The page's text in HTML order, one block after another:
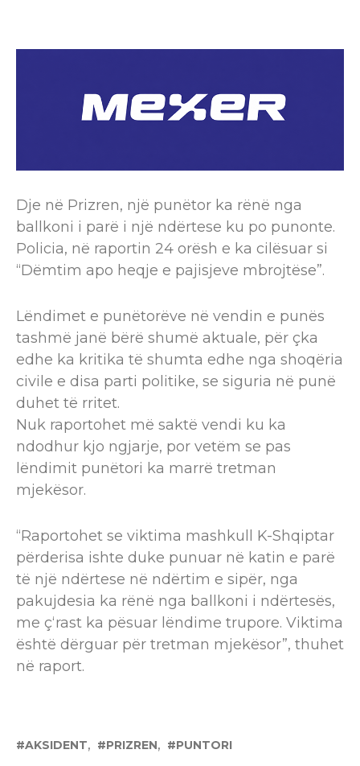
Dje në Prizren, një punëtor ka rënë nga
ballkoni i parë i një ndërtese ku po punonte.
Policia, në raportin 24 orësh e ka cilësuar si
“Dëmtim apo heqje e pajisjeve mbrojtëse”.
Lëndimet e punëtorëve në vendin e punës
tashmë janë bërë shumë aktuale, për çka
edhe ka kritika të shumta edhe nga shoqëria
civile e disa parti politike, se siguria në punë
duhet të rritet.
Nuk raportohet më saktë vendi ku ka
ndodhur kjo ngjarje, por vetëm se pas
lëndimit punëtori ka marrë tretman
mjekësor.
“Raportohet se viktima mashkull K-Shqiptar
përderisa ishte duke punuar në katin e parë
të një ndërtese në ndërtim e sipër, nga
pakujdesia ka rënë nga ballkoni i ndërtesës,
me ç‘rast ka pësuar lëndime trupore. Viktima
është dërguar për tretman mjekësor”, thuhet
në raport.
AKSIDENT PRIZREN PUNTORI